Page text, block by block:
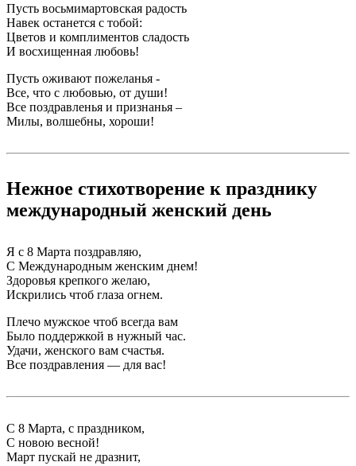
Пусть восьмимартовская радость
Навек останется с тобой:
Цветов и комплиментов сладость
И восхищенная любовь!
Пусть оживают пожеланья -
Все, что с любовью, от души!
Все поздравленья и признанья –
Милы, волшебны, хороши!
Нежное стихотворение к празднику
международный женский день
Я с 8 Марта поздравляю,
С Международным женским днем!
Здоровья крепкого желаю,
Искрились чтоб глаза огнем.
Плечо мужское чтоб всегда вам
Было поддержкой в нужный час.
Удачи, женского вам счастья.
Все поздравления — для вас!
С 8 Марта, с праздником,
С новою весной!
Март пускай не дразнит,